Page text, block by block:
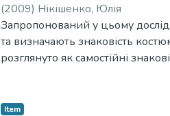
(2009) Нікішенко, Юлія
Запропонований у цьому
та визначають знаковість
розглянуто як самостійні
специфічних рис культури та
Item